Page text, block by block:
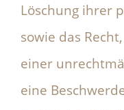
Löschung ihrer
sowie das
einer
eine